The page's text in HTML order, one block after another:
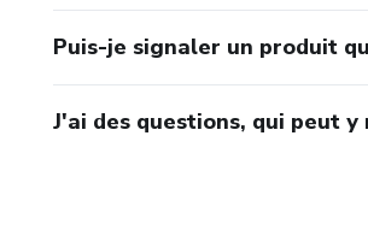
Puis-je signaler un produit
J'ai des questions, qui peut y